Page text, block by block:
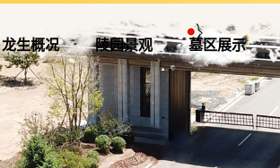
龙生概况 陵园景观 墓区展示